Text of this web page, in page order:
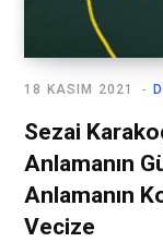
18 KASIM 2021
Sezai
Anlamanın
Anlamanın
Vecize